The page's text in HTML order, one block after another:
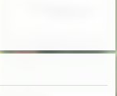
: (wybór)